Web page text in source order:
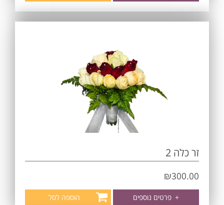
זר כלה 2
₪300.00
+ פרטים נוספים הוספה לסל